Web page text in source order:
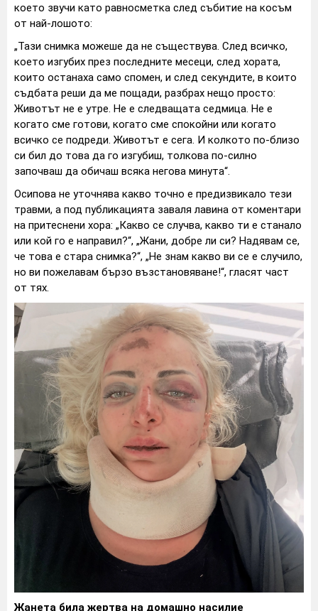
което звучи като равносметка след събитие на косъм
от най-лошото:
„Тази снимка можеше да не съществува. След всичко,
което изгубих през последните месеци, след хората,
които останаха само спомен, и след секундите, в които
съдбата реши да ме пощади, разбрах нещо просто:
Животът не е утре. Не е следващата седмица. Не е
когато сме готови, когато сме спокойни или когато
всичко се подреди. Животът е сега. И колкото по-близо
си бил до това да го изгубиш, толкова по-силно
започваш да обичаш всяка негова минута“.
Осипова не уточнява какво точно е предизвикало тези
травми, а под публикацията заваля лавина от коментари
на притеснени хора: „Какво се случва, какво ти е станало
или кой го е направил?“, „Жани, добре ли си? Надявам се,
че това е стара снимка?“, „Не знам какво ви се е случило,
но ви пожелавам бързо възстановяване!“, гласят част
от тях.
Жанета била жертва на домашно насилие